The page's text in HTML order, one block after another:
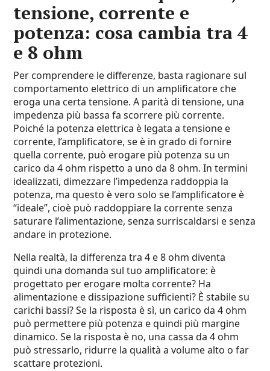
tensione, corrente e
potenza: cosa cambia tra 4
e 8 ohm
Per comprendere le differenze, basta ragionare sul
comportamento elettrico di un amplificatore che
eroga una certa tensione. A parità di tensione, una
impedenza più bassa fa scorrere più corrente.
Poiché la potenza elettrica è legata a tensione e
corrente, l’amplificatore, se è in grado di fornire
quella corrente, può erogare più potenza su un
carico da 4 ohm rispetto a uno da 8 ohm. In termini
idealizzati, dimezzare l’impedenza raddoppia la
potenza, ma questo è vero solo se l’amplificatore è
“ideale”, cioè può raddoppiare la corrente senza
saturare l’alimentazione, senza surriscaldarsi e senza
andare in protezione.
Nella realtà, la differenza tra 4 e 8 ohm diventa
quindi una domanda sul tuo amplificatore: è
progettato per erogare molta corrente? Ha
alimentazione e dissipazione sufficienti? È stabile su
carichi bassi? Se la risposta è sì, un carico da 4 ohm
può permettere più potenza e quindi più margine
dinamico. Se la risposta è no, una cassa da 4 ohm
può stressarlo, ridurre la qualità a volume alto o far
scattare protezioni.